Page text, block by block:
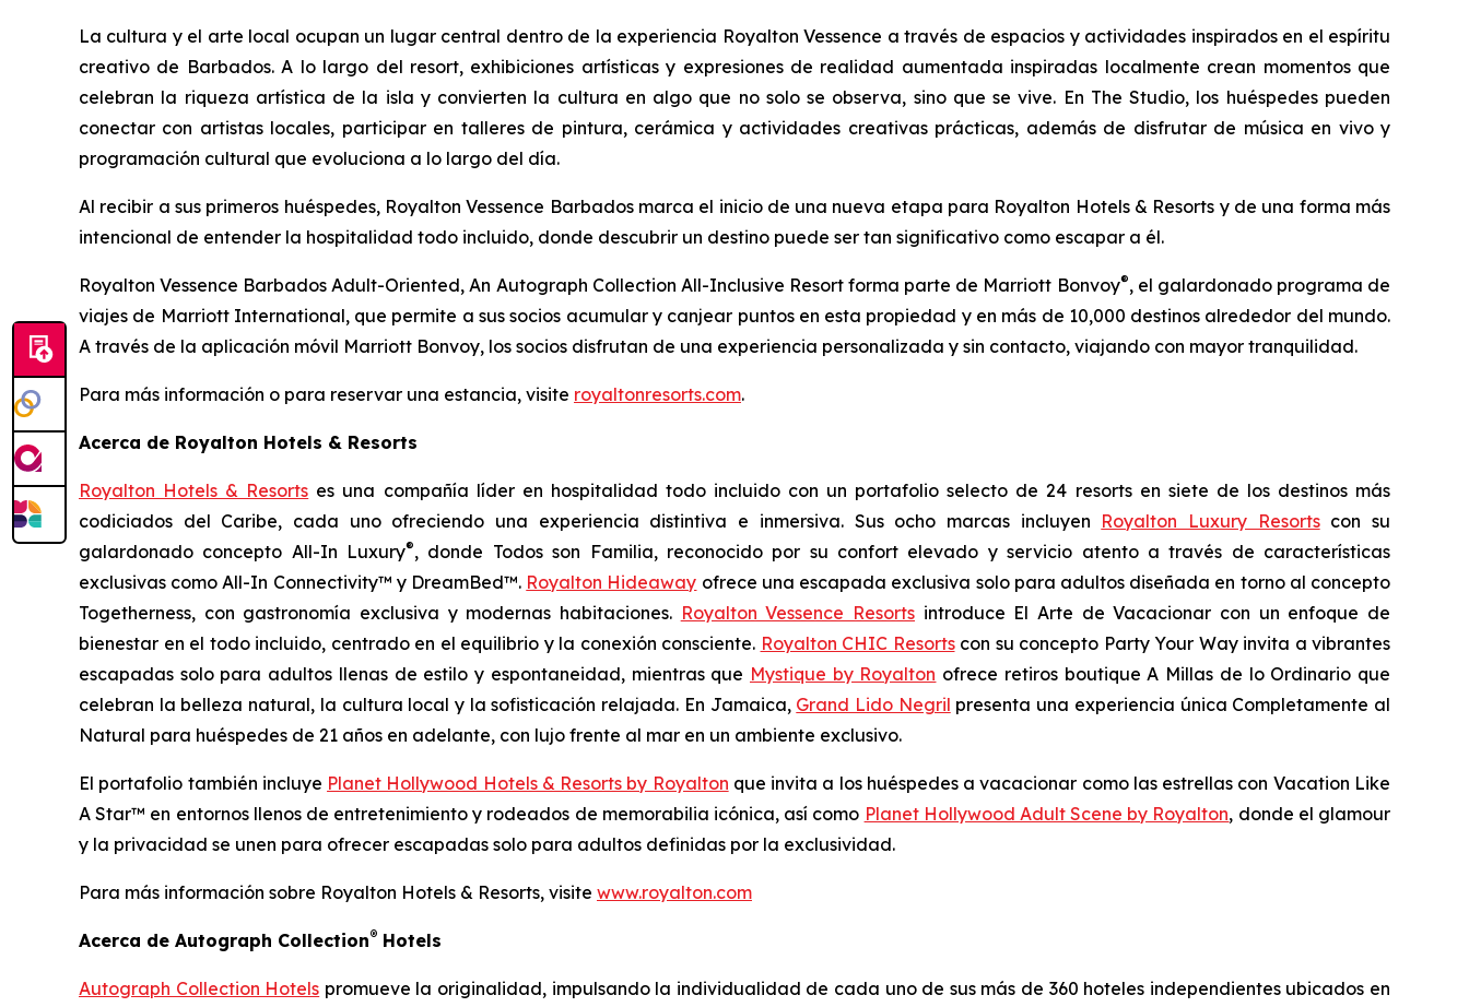
La cultura y el arte local ocupan un lugar central dentro de la experiencia Royalton Vessence a través de espacios y actividades inspirados en el espíritu
creativo de Barbados. A lo largo del resort, exhibiciones artísticas y expresiones de realidad aumentada inspiradas localmente crean momentos que
celebran la riqueza artística de la isla y convierten la cultura en algo que no solo se observa, sino que se vive. En The Studio, los huéspedes pueden
conectar con artistas locales, participar en talleres de pintura, cerámica y actividades creativas prácticas, además de disfrutar de música en vivo y
programación cultural que evoluciona a lo largo del día.
Al recibir a sus primeros huéspedes, Royalton Vessence Barbados marca el inicio de una nueva etapa para Royalton Hotels & Resorts y de una forma más
intencional de entender la hospitalidad todo incluido, donde descubrir un destino puede ser tan significativo como escapar a él.
Royalton Vessence Barbados Adult-Oriented, An Autograph Collection All-Inclusive Resort forma parte de Marriott Bonvoy®, el galardonado programa de
viajes de Marriott International, que permite a sus socios acumular y canjear puntos en esta propiedad y en más de 10,000 destinos alrededor del mundo.
A través de la aplicación móvil Marriott Bonvoy, los socios disfrutan de una experiencia personalizada y sin contacto, viajando con mayor tranquilidad.
Para más información o para reservar una estancia, visite royaltonresorts.com.
Acerca de Royalton Hotels & Resorts
Royalton Hotels & Resorts es una compañía líder en hospitalidad todo incluido con un portafolio selecto de 24 resorts en siete de los destinos más
codiciados del Caribe, cada uno ofreciendo una experiencia distintiva e inmersiva. Sus ocho marcas incluyen Royalton Luxury Resortscon su
galardonado concepto All-In Luxury®, donde Todos son Familia, reconocido por su confort elevado y servicio atento a través de características
exclusivas como All-In Connectivity™ y DreamBed™. Royalton Hideaway ofrece una escapada exclusiva solo para adultos diseñada en torno al concepto
Togetherness, con gastronomía exclusiva y modernas habitaciones. Royalton Vessence Resorts introduce El Arte de Vacacionar con un enfoque de
bienestar en el todo incluido, centrado en el equilibrio y la conexión consciente. Royalton CHIC Resortscon su concepto Party Your Wayinvita a vibrantes
escapadas solo para adultos llenas de estilo y espontaneidad, mientras que Mystique by Royalton ofrece retiros boutiqueA Millas de lo Ordinario que
celebran la belleza natural, la cultura local y la sofisticación relajada. En Jamaica, Grand Lido Negril presenta una experiencia única Completamente al
Natural para huéspedes de 21 años en adelante, con lujo frente al mar en un ambiente exclusivo.
El portafolio también incluye Planet Hollywood Hotels & Resorts by Royalton que invita a los huéspedes a vacacionar como las estrellas con Vacation Like
A Star™ en entornos llenos de entretenimiento y rodeados de memorabilia icónica, así como Planet Hollywood Adult Scene by Royalton, donde el glamour
y la privacidad se unen para ofrecer escapadas solo para adultos definidas por la exclusividad.
Para más información sobre Royalton Hotels & Resorts, visite www.royalton.com
Acerca de Autograph Collection® Hotels
Autograph Collection Hotels promueve la originalidad, impulsando la individualidad de cada uno de sus más de 360 hoteles independientes ubicados en